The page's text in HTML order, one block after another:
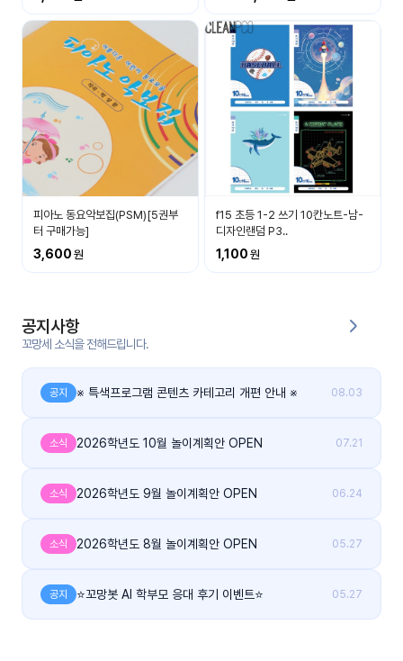
커
티
공지
사항
이벤
트
우리
들의
이야
후기
게시
그
피아노 동요악보집(PSM)[5권부
터 구매가능]
3,600
f15 초등 1-2 쓰기 10칸노트-남-
디자인랜덤 P3..
1,100
공지사항
꼬망세 소식을 전해드립니다.
공지 ※ 특색프로그램 콘텐츠 카테고리 개편 안내 ※ 08.03
소식 2026학년도 10월 놀이계획안 OPEN 07.21
소식 2026학년도 9월 놀이계획안 OPEN 06.24
소식 2026학년도 8월 놀이계획안 OPEN 05.27
공지 ⭐꼬망봇 AI 학부모 응대 후기 이벤트⭐ 05.27